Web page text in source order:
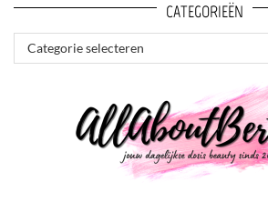
CATEGORIEËN
CATEGORIEËN